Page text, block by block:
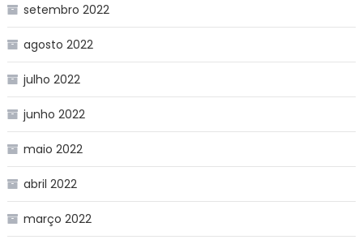
setembro 2022
agosto 2022
julho 2022
junho 2022
maio 2022
abril 2022
março 2022